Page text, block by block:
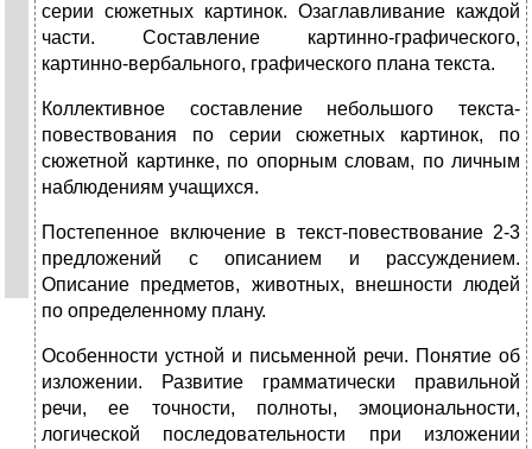
серии сюжетных картинок. Озаглавливание каждой
части. Составление картинно-графического,
картинно-вербального, графического плана текста.
Коллективное составление небольшого текста-
повествования по серии сюжетных картинок, по
сюжетной картинке, по опорным словам, по личным
наблюдениям учащихся.
Постепенное включение в текст-повествование 2-3
предложений с описанием и рассуждением.
Описание предметов, животных, внешности людей
по определенному плану.
Особенности устной и письменной речи. Понятие об
изложении. Развитие грамматически правильной
речи, ее точности, полноты, эмоциональности,
логической последовательности при изложении